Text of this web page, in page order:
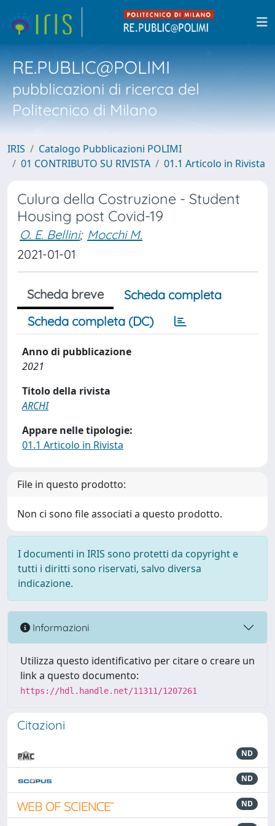
RE.PUBLIC@POLIMI
pubblicazioni di ricerca del
Politecnico di Milano
IRIS
Catalogo Pubblicazioni POLIMI
01 CONTRIBUTO SU RIVISTA
01.1 Articolo in Rivista
Culura della Costruzione - Student
Housing post Covid-19
O. E. Bellini; Mocchi M.
2021-01-01
Scheda breve
Scheda completa
Scheda completa (DC)
Anno di pubblicazione
2021
Titolo della rivista
ARCHI
Appare nelle tipologie:
01.1 Articolo in Rivista
File in questo prodotto:
Non ci sono file associati a questo prodotto.
I documenti in IRIS sono protetti da copyright e
tutti i diritti sono riservati, salvo diversa
indicazione.
Informazioni
Utilizza questo identificativo per citare o creare un
link a questo documento:
https://hdl.handle.net/11311/1207261
Citazioni
ND
ND
ND